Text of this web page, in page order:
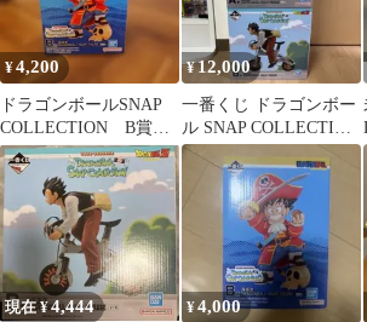
¥4,200
ドラゴンボールSNAP
COLLECTION B賞孫
悟空
¥12,000
一番くじ ドラゴンボー
ル SNAP COLLECTION
A賞 B賞
現在 ¥4,444 ¥4,000